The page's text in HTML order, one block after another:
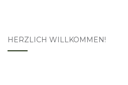
HERZLICH WILLKOMMEN!